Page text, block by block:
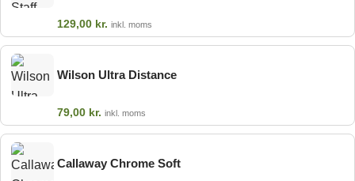
129,00 kr. inkl. moms
Wilson Ultra Distance
79,00 kr. inkl. moms
Callaway Chrome Soft